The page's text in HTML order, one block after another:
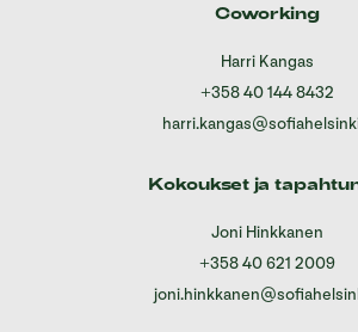
Coworking
Harri Kangas
+358 40 144 8432
Kokoukset ja
Joni Hinkkanen
+358 40 621 2009